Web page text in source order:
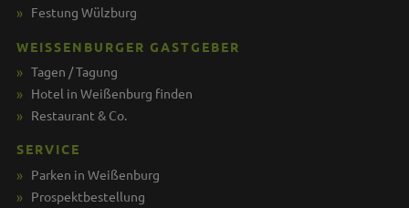
Festung Wülzburg
WEISSENBURGER GASTGEBER
Tagen / Tagung
Hotel in Weißenburg finden
Restaurant & Co.
SERVICE
Parken in Weißenburg
Prospektbestellung